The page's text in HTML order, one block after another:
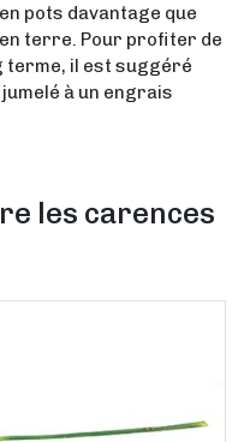
pots davantage que
terre. Pour profiter de
terme, il est suggéré
à un engrais
les carences